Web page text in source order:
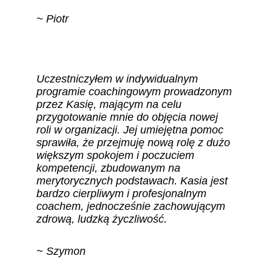
~ Piotr
Uczestniczyłem w indywidualnym
programie coachingowym prowadzonym
przez Kasię, mającym na celu
przygotowanie mnie do objęcia nowej
roli w organizacji. Jej umiejętna pomoc
sprawiła, że przejmuję nową rolę z dużo
większym spokojem i poczuciem
kompetencji, zbudowanym na
merytorycznych podstawach. Kasia jest
bardzo cierpliwym i profesjonalnym
coachem, jednocześnie zachowującym
zdrową, ludzką życzliwość.
~ Szymon